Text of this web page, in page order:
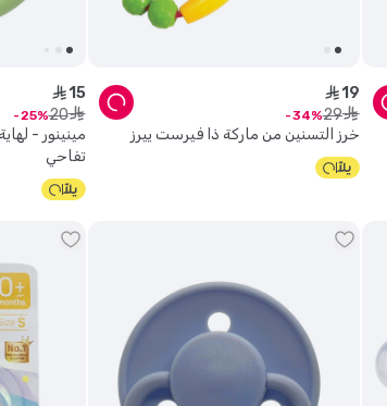
خرز التسنين من ماركة ذا فيرست ييرز
ê 19
ê
29
34
تفاحي
ê 15
ê
20
25